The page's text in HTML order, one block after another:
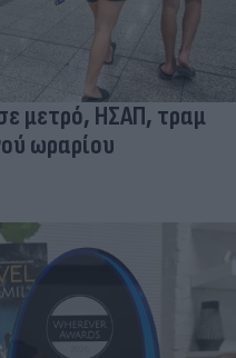
μετρό, ΗΣΑΠ, τραμ
ωραρίου